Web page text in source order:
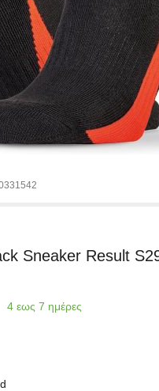
Sneaker Result
4 εως 7 ημέρες